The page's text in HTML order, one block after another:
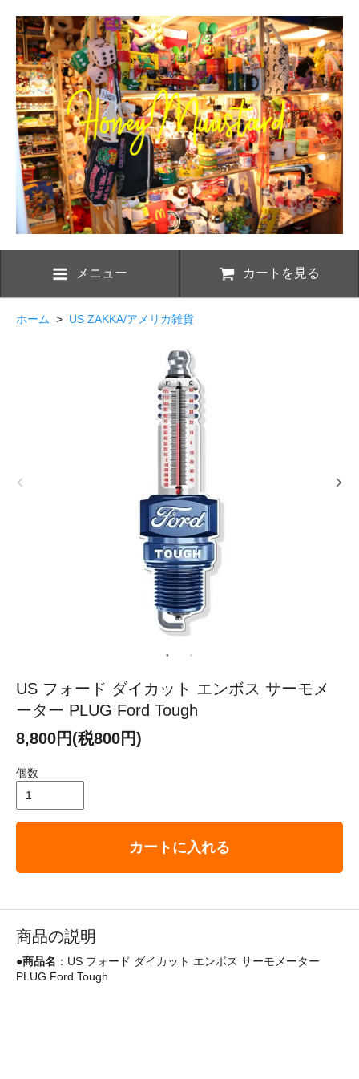
メニュー カートを見る
ホーム > US ZAKKA/アメリカ雑貨
US フォード ダイカット エンボス サーモメ
ーター PLUG Ford Tough
8,800円(税800円)
個数
カートに入れる
商品の説明
●商品名 ：US フォード ダイカット エンボス サーモメーター
PLUG Ford Tough